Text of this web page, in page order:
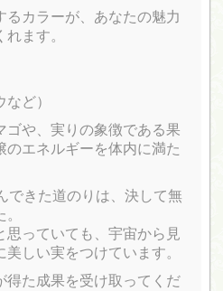
るカラーが、あなたの魅力
ます。
ど）
ゴや、実りの象徴である果
のエネルギーを体内に満た
できた道のりは、決して無
思っていても、宇宙から見
しい実をつけています。
得た成果を受け取ってくだ